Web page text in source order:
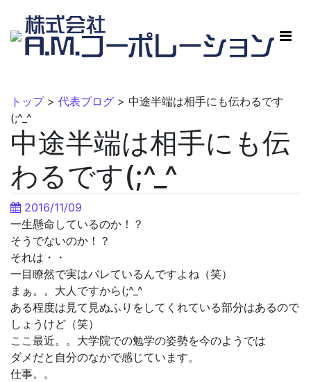
トップ> 代表ブログ > 中途半端は相手にも伝わるです
(;^_^
中途半端は相手にも伝
わるです(;^_^
2016/11/09
一生懸命しているのか！？
そうでないのか！？
それは・・
一目瞭然で実はバレているんですよね（笑）
まぁ。。大人ですから(;^_^
ある程度は見て見ぬふりをしてくれている部分はあるので
しょうけど（笑）
ここ最近。。大学院での勉学の姿勢を今のようでは
ダメだと自分のなかで感じています。
仕事。。